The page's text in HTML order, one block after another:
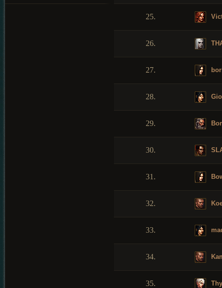
25.
26.
27.
28.
29.
30.
31.
32.
33.
34.
35.